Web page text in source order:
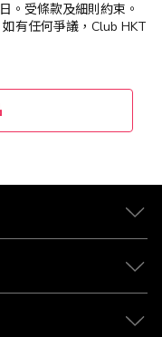
。受條款及細則約束。
有任何爭議，Club HKT